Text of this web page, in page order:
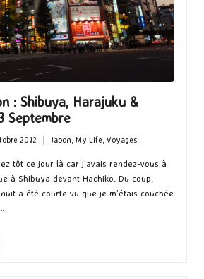
: Shibuya, Harajuku &
Septembre
2012
Posted
in
Japon, My Life, Voyages
tôt ce jour là car j'avais rendez-vous à
à Shibuya devant Hachiko. Du coup,
a été courte vu que je m'étais couchée